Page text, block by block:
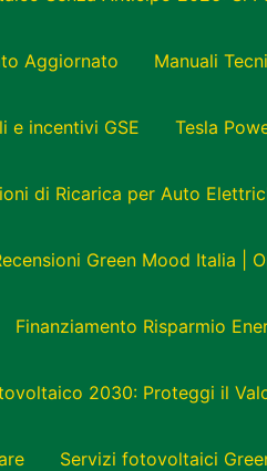
Aggiornato Manuali
e incentivi GSE Tesla
di Ricarica per Auto
Green Mood Italia |
Finanziamento Risparmio
2030: Proteggi il
Servizi fotovoltaici